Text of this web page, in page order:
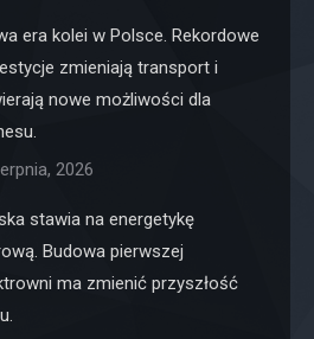
era kolei w Polsce. Rekordowe
zmieniają transport i
nowe możliwości dla
2026
stawia na energetykę
Budowa pierwszej
ma zmienić przyszłość